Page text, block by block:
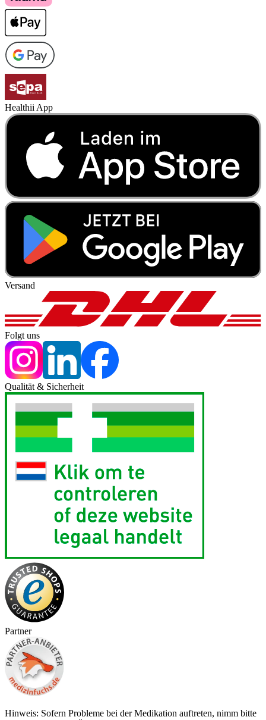
Healthii App
Versand
Folgt uns
Qualität & Sicherheit
Partner
Hinweis: Sofern Probleme bei der Medikation auftreten, nimm bitte